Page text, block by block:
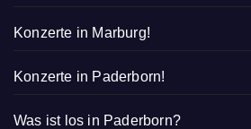
Konzerte in Marburg!
Konzerte in Paderborn!
Was ist los in Paderborn?